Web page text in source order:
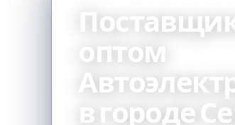
оптом
в городе